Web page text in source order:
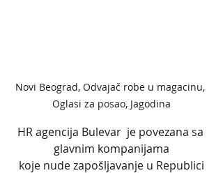
Novi Beograd, Odvajač robe u magacinu,
Oglasi za posao, Jagodina
HR agencija Bulevar  je povezana sa
glavnim kompanijama